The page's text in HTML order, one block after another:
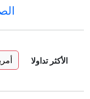
الأكثر تداولا